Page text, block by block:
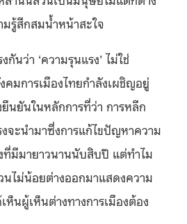
รู้สึกสมน้ำหน้าสะใจ
นว่า ‘ความรุนแรง’ ไม่ใช่
มการเมืองไทยกำลังเผชิญอยู่
นยันในหลักการที่ว่า การหลีก
งจะนำมาซึ่งการแก้ไขปัญหาความ
ที่มีมายาวนานนับสิบปี แต่ทำไม
ไม่น้อยต่างออกมาแสดงความ
ห็นผู้เห็นต่างทางการเมืองต้อง